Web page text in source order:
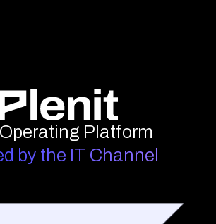
Platform
by the IT Channel